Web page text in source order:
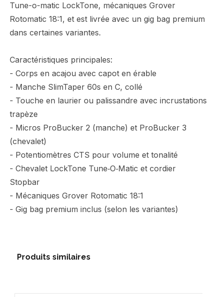
Tune-o-matic LockTone, mécaniques Grover
Rotomatic 18:1, et est livrée avec un gig bag premium
dans certaines variantes.
Caractéristiques principales:
- Corps en acajou avec capot en érable
- Manche SlimTaper 60s en C, collé
- Touche en laurier ou palissandre avec incrustations
trapèze
- Micros ProBucker 2 (manche) et ProBucker 3
(chevalet)
- Potentiomètres CTS pour volume et tonalité
- Chevalet LockTone Tune‑O‑Matic et cordier
Stopbar
- Mécaniques Grover Rotomatic 18:1
- Gig bag premium inclus (selon les variantes)
Produits similaires